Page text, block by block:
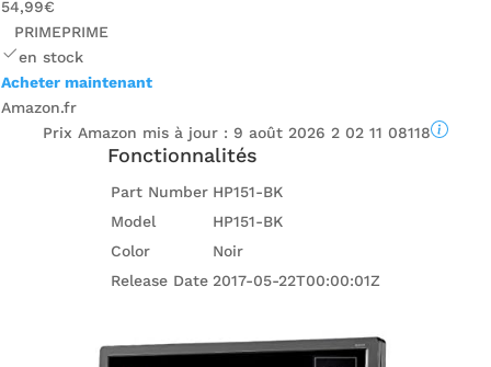
54,99€
PRIMEPRIME
en stock
Acheter maintenant
Amazon.fr
Prix ​​Amazon mis à jour : 9 août 2026 2 02 11 08118
Fonctionnalités
Part Number HP151-BK
Model
HP151-BK
Color
Noir
Release Date 2017-05-22T00:00:01Z